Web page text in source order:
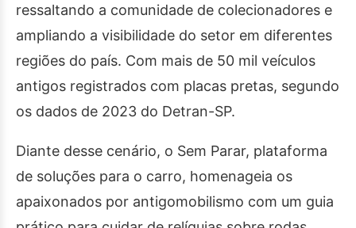
ressaltando a comunidade de colecionadores e
ampliando a visibilidade do setor em diferentes
regiões do país. Com mais de 50 mil veículos
antigos registrados com placas pretas, segundo
os dados de 2023 do Detran-SP.
Diante desse cenário, o Sem Parar, plataforma
de soluções para o carro, homenageia os
apaixonados por antigomobilismo com um guia